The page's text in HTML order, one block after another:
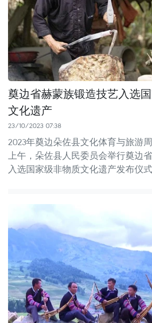
奠边省赫蒙族锻造技艺入选
文化遗产
23/10/2023 07:38
2023年奠边朵佐县文化体育与旅游周
上午，朵佐县人民委员会举行奠边
入选国家级非物质文化遗产发布仪式